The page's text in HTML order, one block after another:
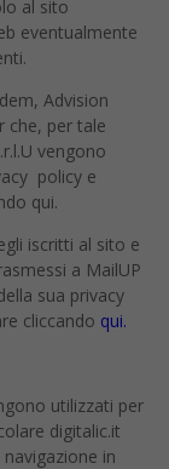
al sito
eventualmente
Advision
che, per tale
vengono
policy e
qui.
iscritti al sito e
a MailUP
sua privacy
cliccando qui.
utilizzati per
digitalic.it
in